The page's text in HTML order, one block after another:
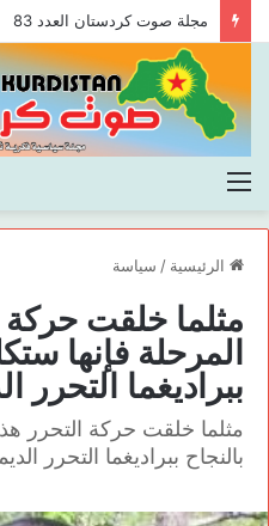
مجلة صوت كردستان العدد 83
القائمة
الرئيسية / سياسة
مثلما خلقت حركة
المرحلة فإنها
ببراديغما التحرر
مثلما خلقت حركة التحرر
بالنجاح ببراديغما التحرر